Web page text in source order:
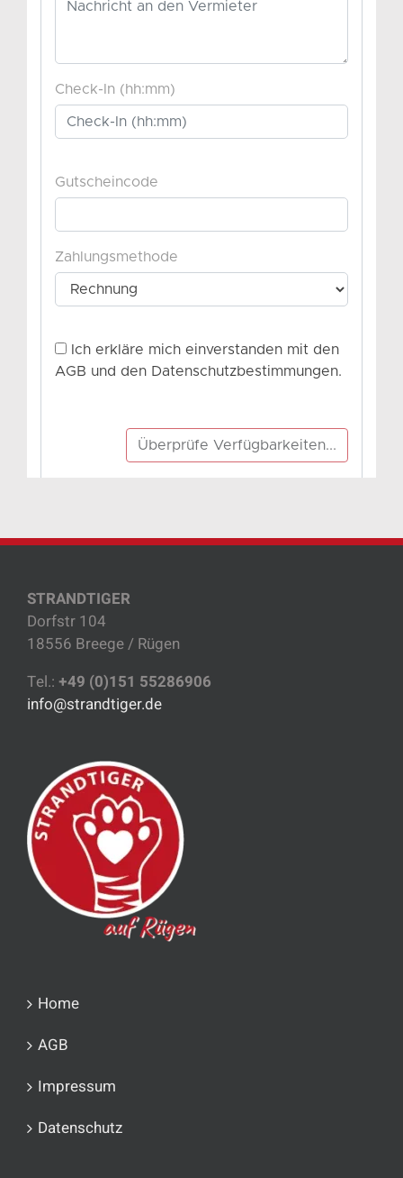
STRANDTIGER
Dorfstr 104
18556 Breege / Rügen
Tel.: +49 (0)151 55286906
info@strandtiger.de
Home
AGB
Impressum
Datenschutz